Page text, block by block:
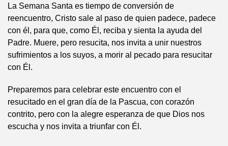
La Semana Santa es tiempo de conversión de
reencuentro, Cristo sale al paso de quien padece, padece
con él, para que, como Él, reciba y sienta la ayuda del
Padre. Muere, pero resucita, nos invita a unir nuestros
sufrimientos a los suyos, a morir al pecado para resucitar
con Él.
Preparemos para celebrar este encuentro con el
resucitado en el gran día de la Pascua, con corazón
contrito, pero con la alegre esperanza de que Dios nos
escucha y nos invita a triunfar con Él.